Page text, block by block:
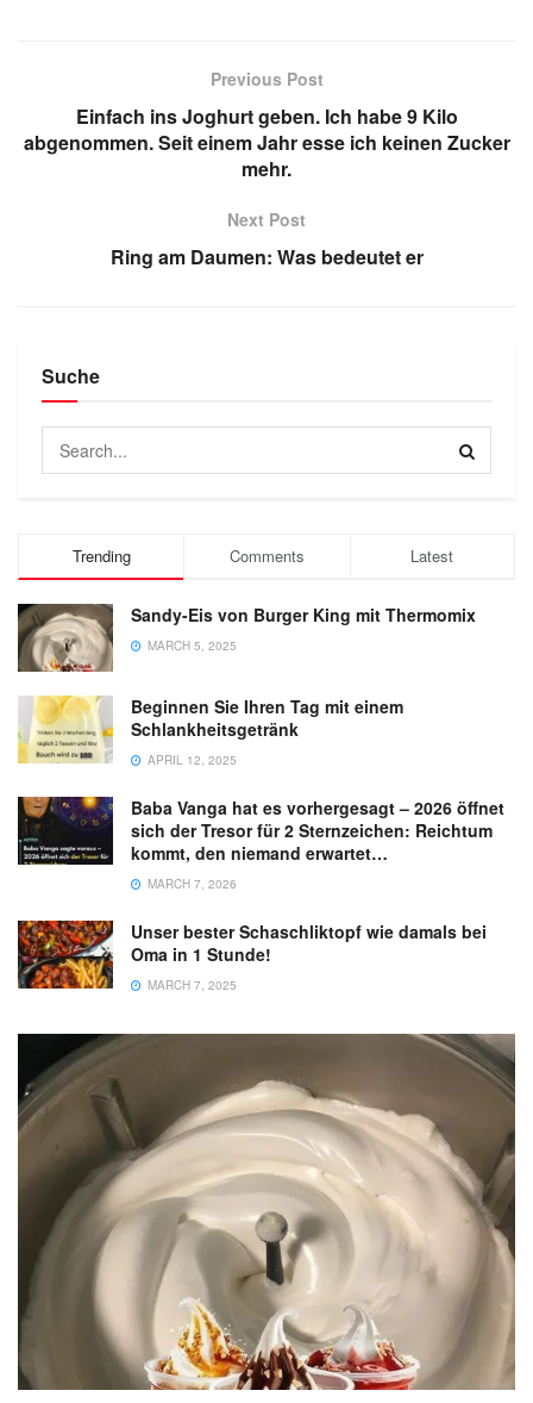
Previous Post
Einfach ins Joghurt geben. Ich habe 9 Kilo
abgenommen. Seit einem Jahr esse ich keinen Zucker
mehr.
Next Post
Ring am Daumen: Was bedeutet er
Suche
Trending Comments Latest
Sandy-Eis von Burger King mit Thermomix
MARCH 5, 2025
Beginnen Sie Ihren Tag mit einem
Schlankheitsgetränk
APRIL 12, 2025
Baba Vanga hat es vorhergesagt – 2026 öffnet
sich der Tresor für 2 Sternzeichen: Reichtum
kommt, den niemand erwartet…
MARCH 7, 2026
Unser bester Schaschliktopf wie damals bei
Oma in 1 Stunde!
MARCH 7, 2025